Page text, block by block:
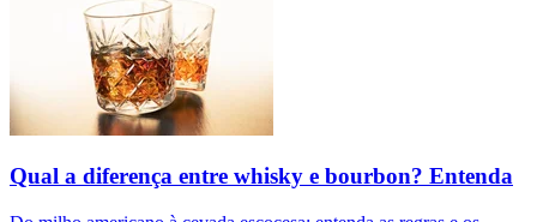
Qual a diferença entre whisky e bourbon? Entenda